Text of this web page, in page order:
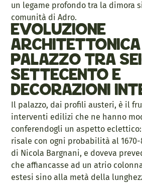
un legame profondo tra la dimora
comunità di Adro.
Evoluzione
architettonica
palazzo tra
Settecento e
decorazioni
Il palazzo, dai profili austeri, è il
interventi edilizi che ne hanno
conferendogli un aspetto
risale con ogni probabilità al
di Nicola Bargnani, e doveva
che affiancasse ad un atrio
estesi sino alla metà della